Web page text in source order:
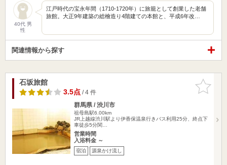
40代 男
性
江戸時代の宝永年間（1710-1720年）に旅籠として創業した老舗
旅館。大正9年建築の総檜造り4階建ての本館と、平成6年改…
関連情報から探す
お気に入
りに追加
石坂旅館
3.5点/ 4 件
群馬県 / 渋川市
祖母島駅6.00km
JR上越線渋川駅より伊香保温泉行きバス利用25分、終点下
車徒歩5分関…
営業時間
入浴料金 ～
宿泊 源泉かけ流し